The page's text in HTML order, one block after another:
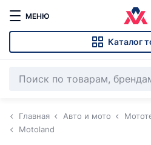
МЕНЮ
Каталог
Главная Авто и мото
Motoland